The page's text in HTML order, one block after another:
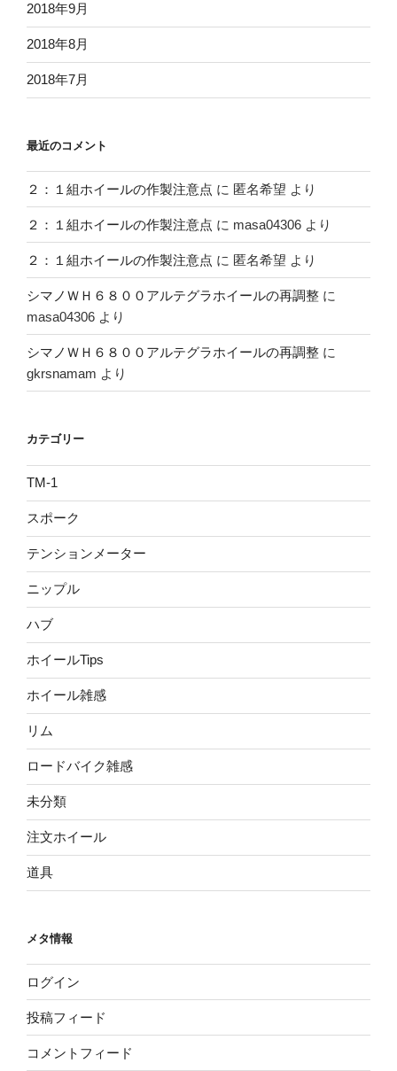
2018年9月
2018年8月
2018年7月
最近のコメント
２：１組ホイールの作製注意点 に 匿名希望 より
２：１組ホイールの作製注意点 に masa04306 より
２：１組ホイールの作製注意点 に 匿名希望 より
シマノＷＨ６８００アルテグラホイールの再調整 に
masa04306 より
シマノＷＨ６８００アルテグラホイールの再調整 に
gkrsnamam より
カテゴリー
TM-1
スポーク
テンションメーター
ニップル
ハブ
ホイールTips
ホイール雑感
リム
ロードバイク雑感
未分類
注文ホイール
道具
メタ情報
ログイン
投稿フィード
コメントフィード